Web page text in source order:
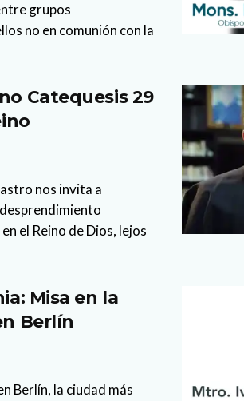
grupos
no en comunión con la
Catequesis 29
nos invita a
el Reino de Dios, lejos
Misa en la
Berlín
Berlín, la ciudad más